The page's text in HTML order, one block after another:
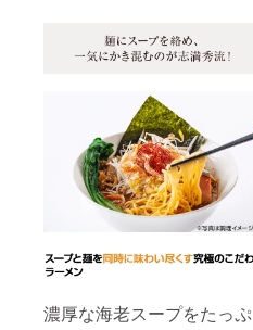
濃厚な海老スープをたっぷ